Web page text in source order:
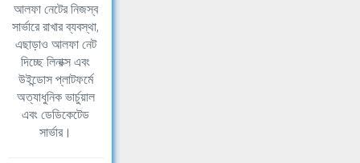
আলফা নেটের নিজস্ব
সার্ভারে রাখার ব্যবস্থা,
এছাড়াও আলফা নেট
দিচ্ছে লিনাক্স এবং
উইন্ডোস প্লাটফর্মে
অত্যাধুনিক ভার্চুয়াল
এবং ডেডিকেটেড
সার্ভার।